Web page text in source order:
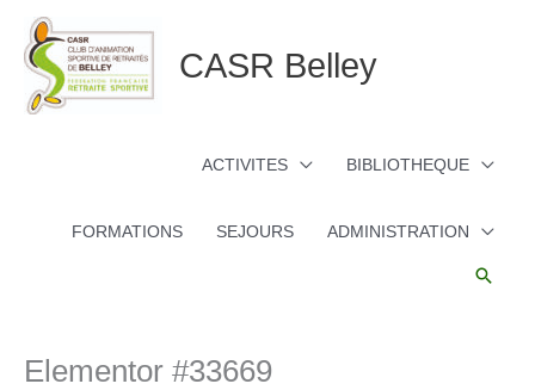
contenu
CASR Belley
ACTIVITES BIBLIOTHEQUE
FORMATIONS SEJOURS ADMINISTRATION
Elementor #33669